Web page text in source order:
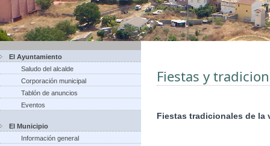
El Ayuntamiento
Saludo del alcalde
Corporación municipal
Tablón de anuncios
Eventos
El Municipio
Información general
Fiestas y
Fiestas tradicionales de la